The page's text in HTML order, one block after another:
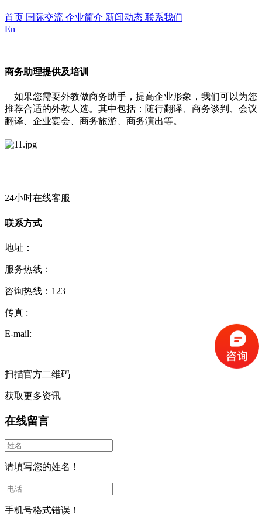
首页 国际交流 企业简介 新闻动态 联系我们
En
商务助理提供及培训
如果您需要外教做商务助手，提高企业形象，我们可以为您
推荐合适的外教人选。其中包括：随行翻译、商务谈判、会议
翻译、企业宴会、商务旅游、商务演出等。
24小时在线客服
联系方式
地址：
服务热线：
咨询热线： 123
传真 :
E-mail:
扫描官方二维码
获取更多资讯
在线留言
请填写您的姓名！
手机号格式错误！